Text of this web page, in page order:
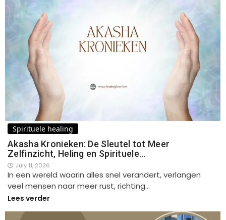
Spirituele healing
Akasha Kronieken: De Sleutel tot Meer
Zelfinzicht, Heling en Spirituele…
July 11, 2026
In een wereld waarin alles snel verandert, verlangen
veel mensen naar meer rust, richting…
Lees verder